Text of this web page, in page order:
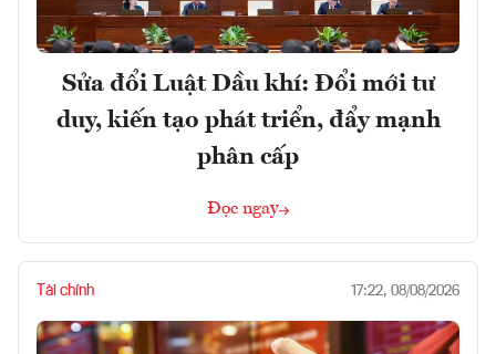
Sửa đổi Luật Dầu khí: Đổi mới tư
duy, kiến tạo phát triển, đẩy mạnh
phân cấp
Đọc ngay
Tài chính 17:22, 08/08/2026